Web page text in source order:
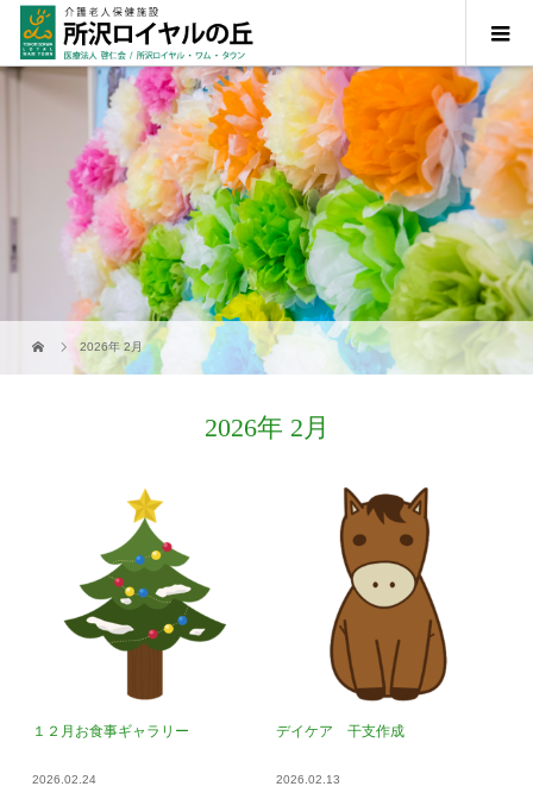
2026年 2月
2026年 2月
１２月お食事ギャラリー
2026.02.24
デイケア 干支作成
2026.02.13